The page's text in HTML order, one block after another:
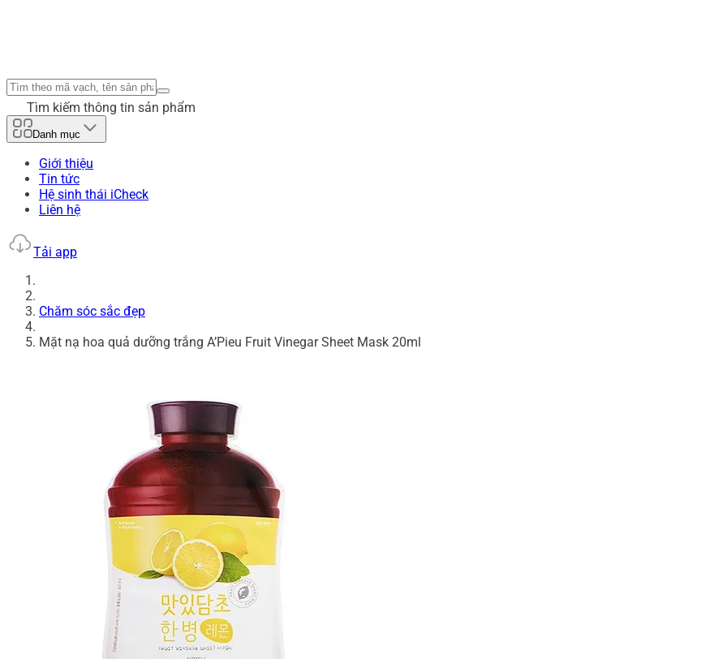
Tìm kiếm thông tin sản phẩm
Danh mục
Giới thiệu
Tin tức
Hệ sinh thái iCheck
Liên hệ
Tải app
Chăm sóc sắc đẹp
Mặt nạ hoa quả dưỡng trắng A’Pieu Fruit Vinegar Sheet Mask 20ml